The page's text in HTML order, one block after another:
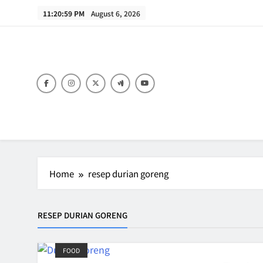
11:20:59 PM August 6, 2026
Home resep durian goreng
RESEP DURIAN GORENG
FOOD